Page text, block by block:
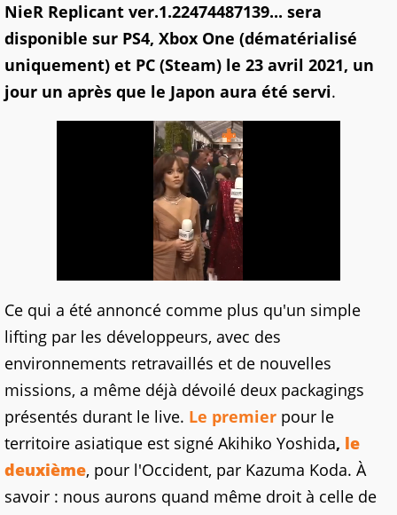
NieR Replicant ver.1.22474487139... sera
disponible sur PS4, Xbox One (dématérialisé
uniquement) et PC (Steam) le 23 avril 2021, un
jour un après que le Japon aura été servi.
Ce qui a été annoncé comme plus qu'un simple
lifting par les développeurs, avec des
environnements retravaillés et de nouvelles
missions, a même déjà dévoilé deux packagings
présentés durant le live. Le premier pour le
territoire asiatique est signé Akihiko Yoshida, le
deuxième, pour l'Occident, par Kazuma Koda. À
savoir : nous aurons quand même droit à celle de